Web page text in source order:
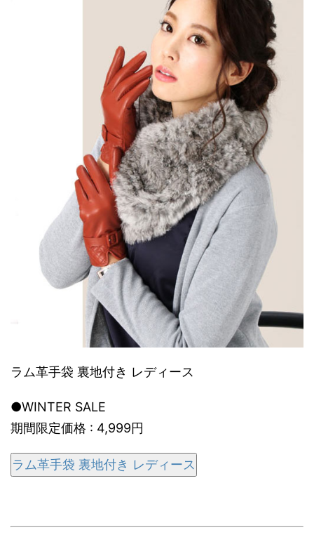
ラム革手袋 裏地付き レディース
●WINTER SALE
期間限定価格 : 4,999円
ラム革手袋 裏地付き レディース